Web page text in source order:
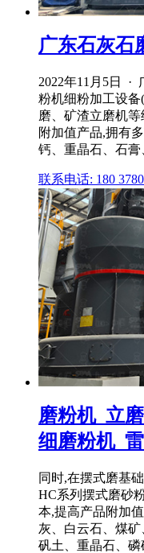
广东石灰石
2022年11月5日 ·
粉机细粉加工设
磨、矿渣立磨机
附加值产品,拥有
钙、重晶石、石膏
联系电话: 180 3780
磨粉机_立
细磨粉机_
同时,在摆式磨基
HC系列摆式磨砂
本,提高产品附加
灰、白云石、煤
矾土、重晶石、